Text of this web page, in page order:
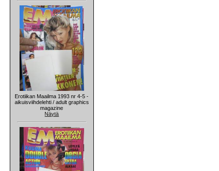
Erotiikan Maailma 1993 nr 4-5 -
aikuisviihdelehti / adult graphics
magazine
Näytä